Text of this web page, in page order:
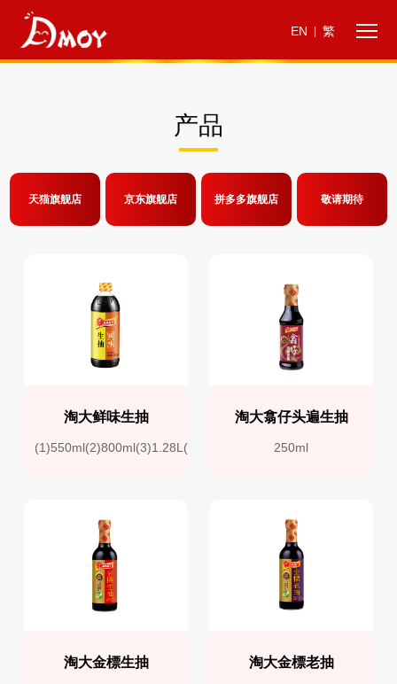
EN 繁
产品
天猫旗舰店 京东旗舰店 拼多多旗舰店 敬请期待
淘大鲜味生抽
(1)550ml(2)800ml(3)1.28L(4)1.9L
淘大翕仔头遍生抽
250ml
淘大金標生抽 淘大金標老抽